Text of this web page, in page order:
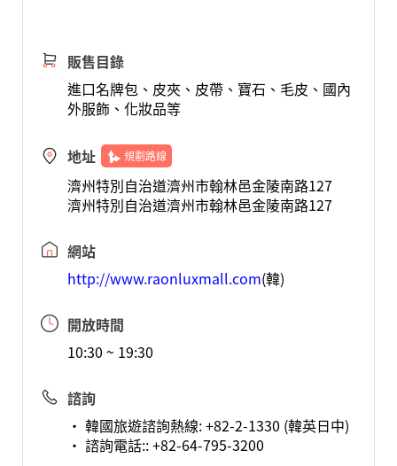
販售目錄
進口名牌包、皮夾、皮帶、寶石、毛皮、國內
外服飾、化妝品等
地址 規劃路線
濟州特別自治道濟州市翰林邑金陵南路127
濟州特別自治道濟州市翰林邑金陵南路127
網站
http://www.raonluxmall.com(韓)
開放時間
10:30 ~ 19:30
諮詢
• 韓國旅遊諮詢熱線: +82-2-1330 (韓英日中)
• 諮詢電話:: +82-64-795-3200